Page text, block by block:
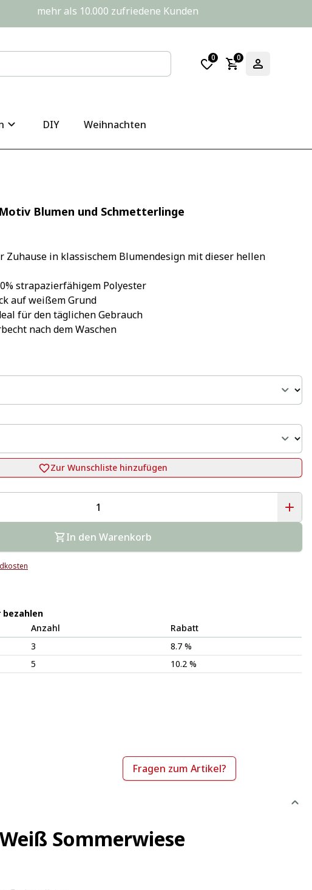
mehr als 10.000 zufriedene Kunden
0 0
DIY Weihnachten
Blumen und Schmetterlinge
Zuhause in klassischem Blumendesign mit dieser hellen
strapazierfähigem Polyester
auf weißem Grund
für den täglichen Gebrauch
nach dem Waschen
Zur Wunschliste hinzufügen
In den Warenkorb
bezahlen
Anzahl
Rabatt
3
8.7 %
5 10.2 %
Fragen zum Artikel?
Sommerwiese